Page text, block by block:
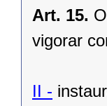
Art. 15.
vigorar
II -